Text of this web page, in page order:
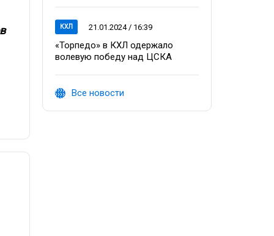
КХЛ 21.01.2024 / 16:39
«Торпедо» в КХЛ одержало
волевую победу над ЦСКА
Все новости